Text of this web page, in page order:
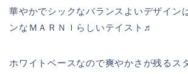
華やかでシックなバランスよいデザイン
ンなＭＡＲＮＩらしいテイスト♬
ホワイトベースなので爽やかさが残るス